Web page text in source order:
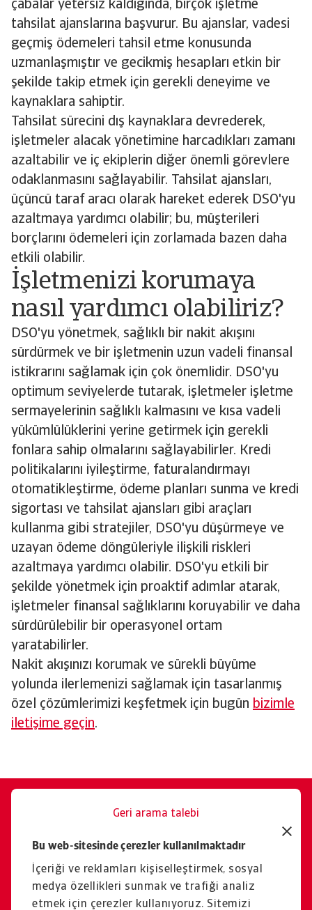
Bu web-sitesinde çerezler kullanılmaktadır
İçeriği ve reklamları kişiselleştirmek, sosyal
medya özellikleri sunmak ve trafiği analiz
etmek için çerezler kullanıyoruz. Sitemizi
çabalar yetersiz kaldığında, birçok işletme
tahsilat ajanslarına başvurur. Bu ajanslar, vadesi
geçmiş ödemeleri tahsil etme konusunda
uzmanlaşmıştır ve gecikmiş hesapları etkin bir
şekilde takip etmek için gerekli deneyime ve
kaynaklara sahiptir.
Tahsilat sürecini dış kaynaklara devrederek,
işletmeler alacak yönetimine harcadıkları zamanı
azaltabilir ve iç ekiplerin diğer önemli görevlere
odaklanmasını sağlayabilir. Tahsilat ajansları,
üçüncü taraf aracı olarak hareket ederek DSO'yu
azaltmaya yardımcı olabilir; bu, müşterileri
borçlarını ödemeleri için zorlamada bazen daha
etkili olabilir.
İşletmenizi korumaya
nasıl yardımcı olabiliriz?
DSO'yu yönetmek, sağlıklı bir nakit akışını
sürdürmek ve bir işletmenin uzun vadeli finansal
istikrarını sağlamak için çok önemlidir. DSO'yu
optimum seviyelerde tutarak, işletmeler işletme
sermayelerinin sağlıklı kalmasını ve kısa vadeli
yükümlülüklerini yerine getirmek için gerekli
fonlara sahip olmalarını sağlayabilirler. Kredi
politikalarını iyileştirme, faturalandırmayı
otomatikleştirme, ödeme planları sunma ve kredi
sigortası ve tahsilat ajansları gibi araçları
kullanma gibi stratejiler, DSO'yu düşürmeye ve
uzayan ödeme döngüleriyle ilişkili riskleri
azaltmaya yardımcı olabilir. DSO'yu etkili bir
şekilde yönetmek için proaktif adımlar atarak,
işletmeler finansal sağlıklarını koruyabilir ve daha
sürdürülebilir bir operasyonel ortam
yaratabilirler.
Nakit akışınızı korumak ve sürekli büyüme
yolunda ilerlemenizi sağlamak için tasarlanmış
özel çözümlerimizi keşfetmek için bugün bizimle
iletişime geçin.
Geri arama talebi
oluruz.
İletişim